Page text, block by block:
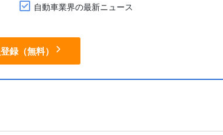
自動車業界の最新ニュース
録（無料）